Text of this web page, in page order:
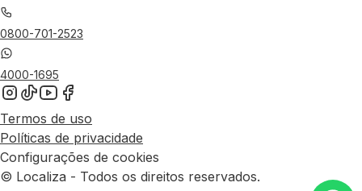
0800-701-2523
4000-1695
Termos de uso
Políticas de privacidade
Configurações de cookies
© Localiza - Todos os direitos reservados.